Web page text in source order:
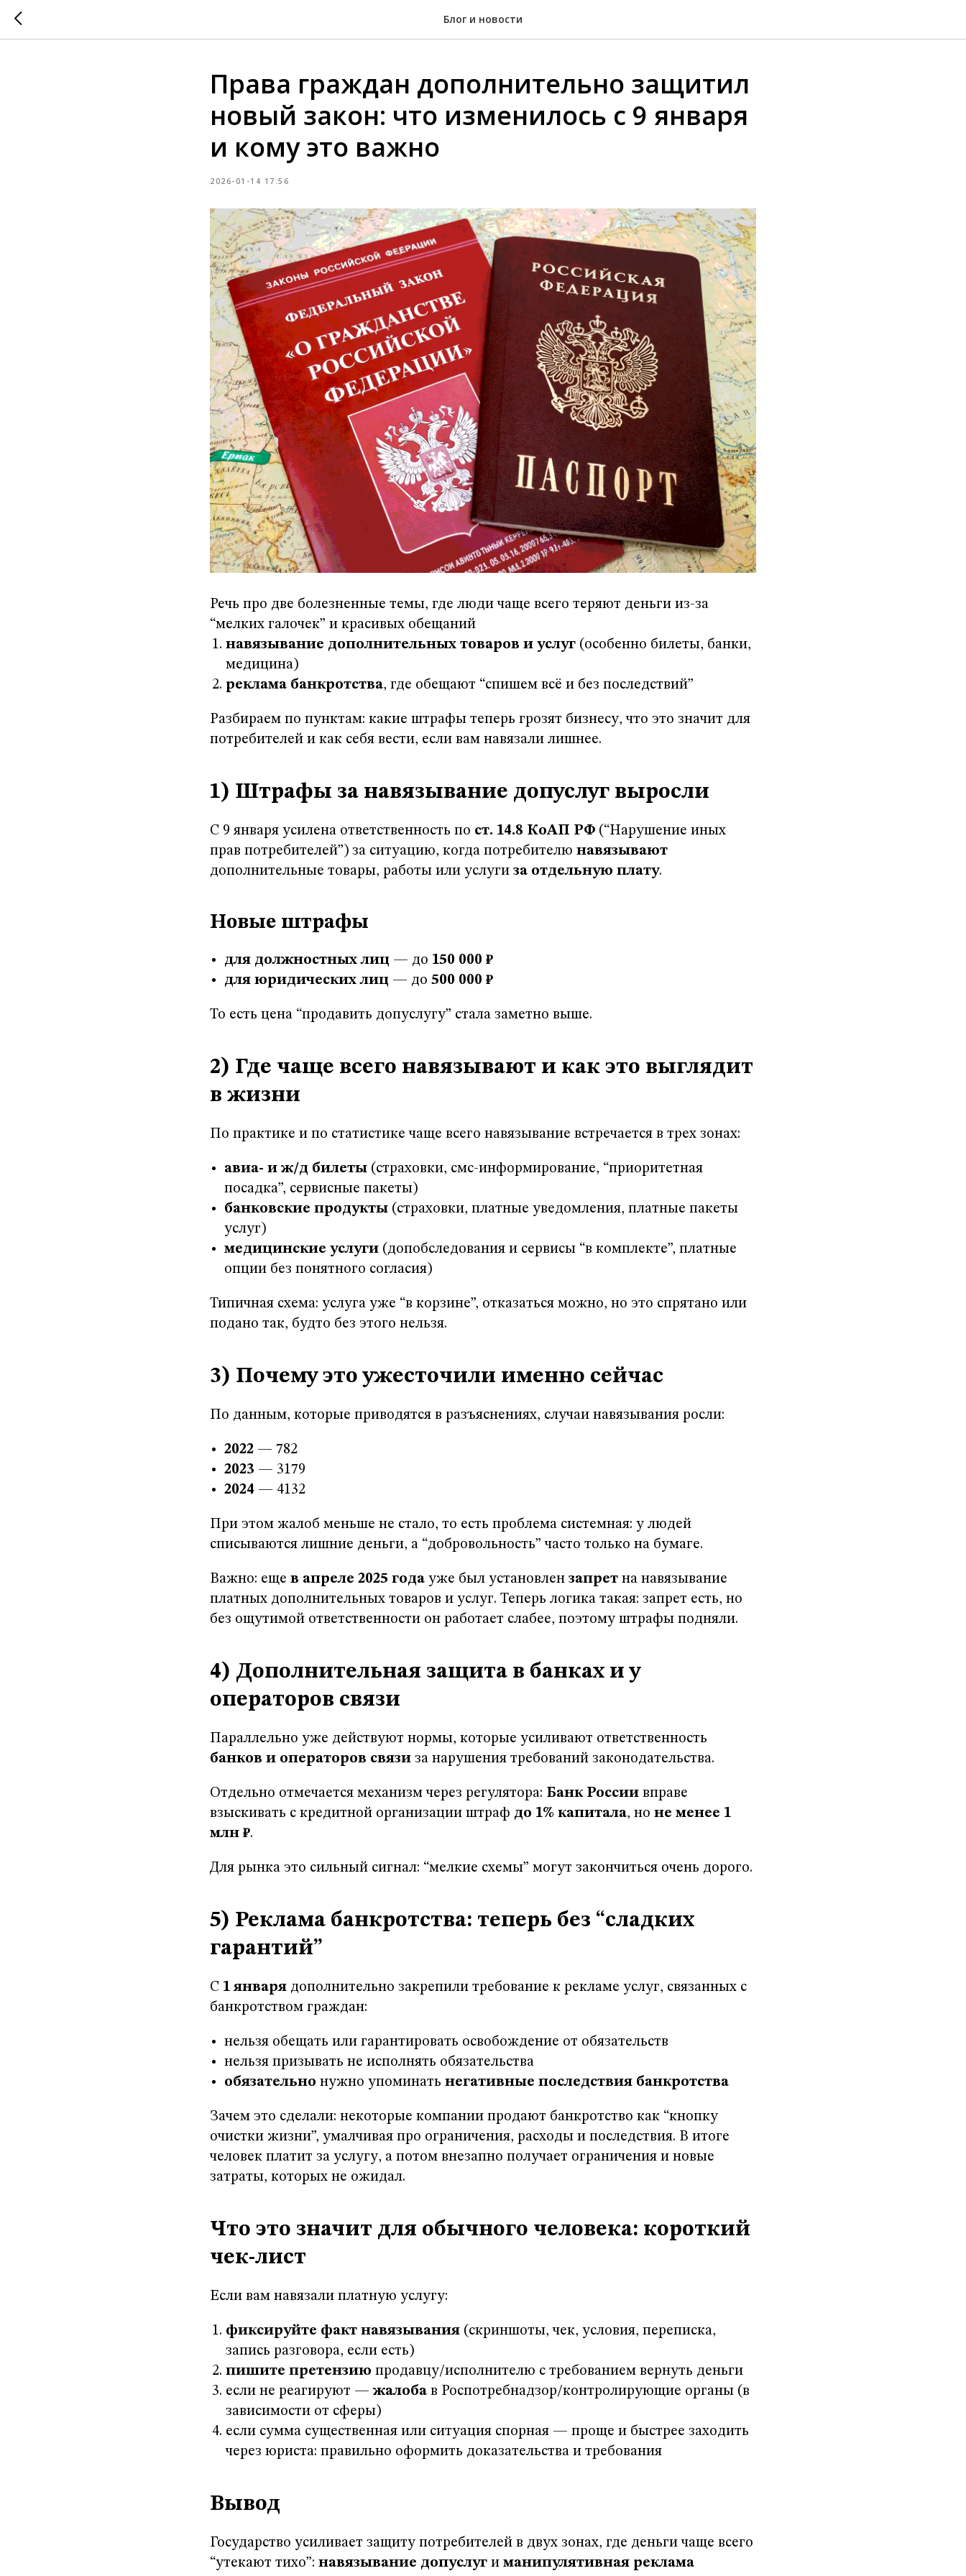
Блог и новости
Права граждан дополнительно защитил
новый закон: что изменилось с 9 января
и кому это важно
2026-01-14 17:56
Речь про две болезненные темы, где люди чаще всего теряют деньги из-за
“мелких галочек” и красивых обещаний
навязывание дополнительных товаров и услуг (особенно билеты, банки,
медицина)
реклама банкротства, где обещают “спишем всё и без последствий”
Разбираем по пунктам: какие штрафы теперь грозят бизнесу, что это значит для
потребителей и как себя вести, если вам навязали лишнее.
1) Штрафы за навязывание допуслуг выросли
С 9 января усилена ответственность по ст. 14.8 КоАП РФ (“Нарушение иных
прав потребителей”) за ситуацию, когда потребителю навязывают
дополнительные товары, работы или услуги за отдельную плату.
Новые штрафы
для должностных лиц — до 150 000 ₽
для юридических лиц — до 500 000 ₽
То есть цена “продавить допуслугу” стала заметно выше.
2) Где чаще всего навязывают и как это выглядит
в жизни
По практике и по статистике чаще всего навязывание встречается в трех зонах:
авиа- и ж/д билеты (страховки, смс-информирование, “приоритетная
посадка”, сервисные пакеты)
банковские продукты (страховки, платные уведомления, платные пакеты
услуг)
медицинские услуги (допобследования и сервисы “в комплекте”, платные
опции без понятного согласия)
Типичная схема: услуга уже “в корзине”, отказаться можно, но это спрятано или
подано так, будто без этого нельзя.
3) Почему это ужесточили именно сейчас
По данным, которые приводятся в разъяснениях, случаи навязывания росли:
2022 — 782
2023 — 3179
2024 — 4132
При этом жалоб меньше не стало, то есть проблема системная: у людей
списываются лишние деньги, а “добровольность” часто только на бумаге.
Важно: еще в апреле 2025 года уже был установлен запрет на навязывание
платных дополнительных товаров и услуг. Теперь логика такая: запрет есть, но
без ощутимой ответственности он работает слабее, поэтому штрафы подняли.
4) Дополнительная защита в банках и у
операторов связи
Параллельно уже действуют нормы, которые усиливают ответственность
банков и операторов связи за нарушения требований законодательства.
Отдельно отмечается механизм через регулятора: Банк России вправе
взыскивать с кредитной организации штраф до 1% капитала, но не менее 1
млн ₽.
Для рынка это сильный сигнал: “мелкие схемы” могут закончиться очень дорого.
5) Реклама банкротства: теперь без “сладких
гарантий”
С 1 января дополнительно закрепили требование к рекламе услуг, связанных с
банкротством граждан:
нельзя обещать или гарантировать освобождение от обязательств
нельзя призывать не исполнять обязательства
обязательно нужно упоминать негативные последствия банкротства
Зачем это сделали: некоторые компании продают банкротство как “кнопку
очистки жизни”, умалчивая про ограничения, расходы и последствия. В итоге
человек платит за услугу, а потом внезапно получает ограничения и новые
затраты, которых не ожидал.
Что это значит для обычного человека: короткий
чек-лист
Если вам навязали платную услугу:
фиксируйте факт навязывания (скриншоты, чек, условия, переписка,
запись разговора, если есть)
пишите претензию продавцу/исполнителю с требованием вернуть деньги
если не реагируют — жалоба в Роспотребнадзор/контролирующие органы (в
зависимости от сферы)
если сумма существенная или ситуация спорная — проще и быстрее заходить
через юриста: правильно оформить доказательства и требования
Вывод
Государство усиливает защиту потребителей в двух зонах, где деньги чаще всего
“утекают тихо”: навязывание допуслуг и манипулятивная реклама